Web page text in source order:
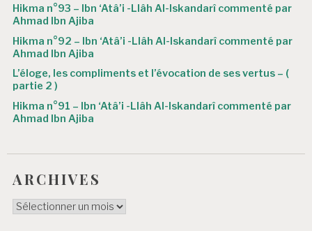
r
t
i
c
l
e
Hikma n°93 – Ibn ‘Atâ’i -Llâh Al-Iskandarî commenté par
Ahmad Ibn Ajiba
Hikma n°92 – Ibn ‘Atâ’i -Llâh Al-Iskandarî commenté par
Ahmad Ibn Ajiba
L’éloge, les compliments et l’évocation de ses vertus – (
partie 2 )
Hikma n°91 – Ibn ‘Atâ’i -Llâh Al-Iskandarî commenté par
Ahmad Ibn Ajiba
ARCHIVES
ARCHIVES